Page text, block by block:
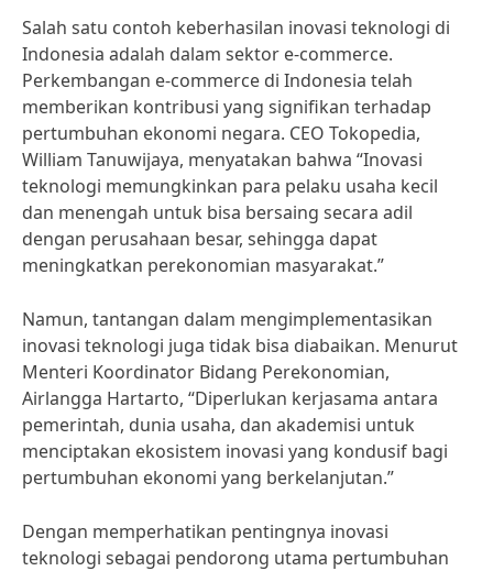
Salah satu contoh keberhasilan inovasi teknologi di
Indonesia adalah dalam sektor e-commerce.
Perkembangan e-commerce di Indonesia telah
memberikan kontribusi yang signifikan terhadap
pertumbuhan ekonomi negara. CEO Tokopedia,
William Tanuwijaya, menyatakan bahwa “Inovasi
teknologi memungkinkan para pelaku usaha kecil
dan menengah untuk bisa bersaing secara adil
dengan perusahaan besar, sehingga dapat
meningkatkan perekonomian masyarakat.”
Namun, tantangan dalam mengimplementasikan
inovasi teknologi juga tidak bisa diabaikan. Menurut
Menteri Koordinator Bidang Perekonomian,
Airlangga Hartarto, “Diperlukan kerjasama antara
pemerintah, dunia usaha, dan akademisi untuk
menciptakan ekosistem inovasi yang kondusif bagi
pertumbuhan ekonomi yang berkelanjutan.”
Dengan memperhatikan pentingnya inovasi
teknologi sebagai pendorong utama pertumbuhan